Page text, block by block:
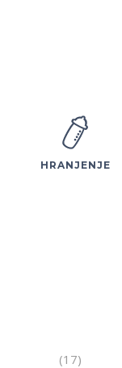
HRANJENJE
(17)